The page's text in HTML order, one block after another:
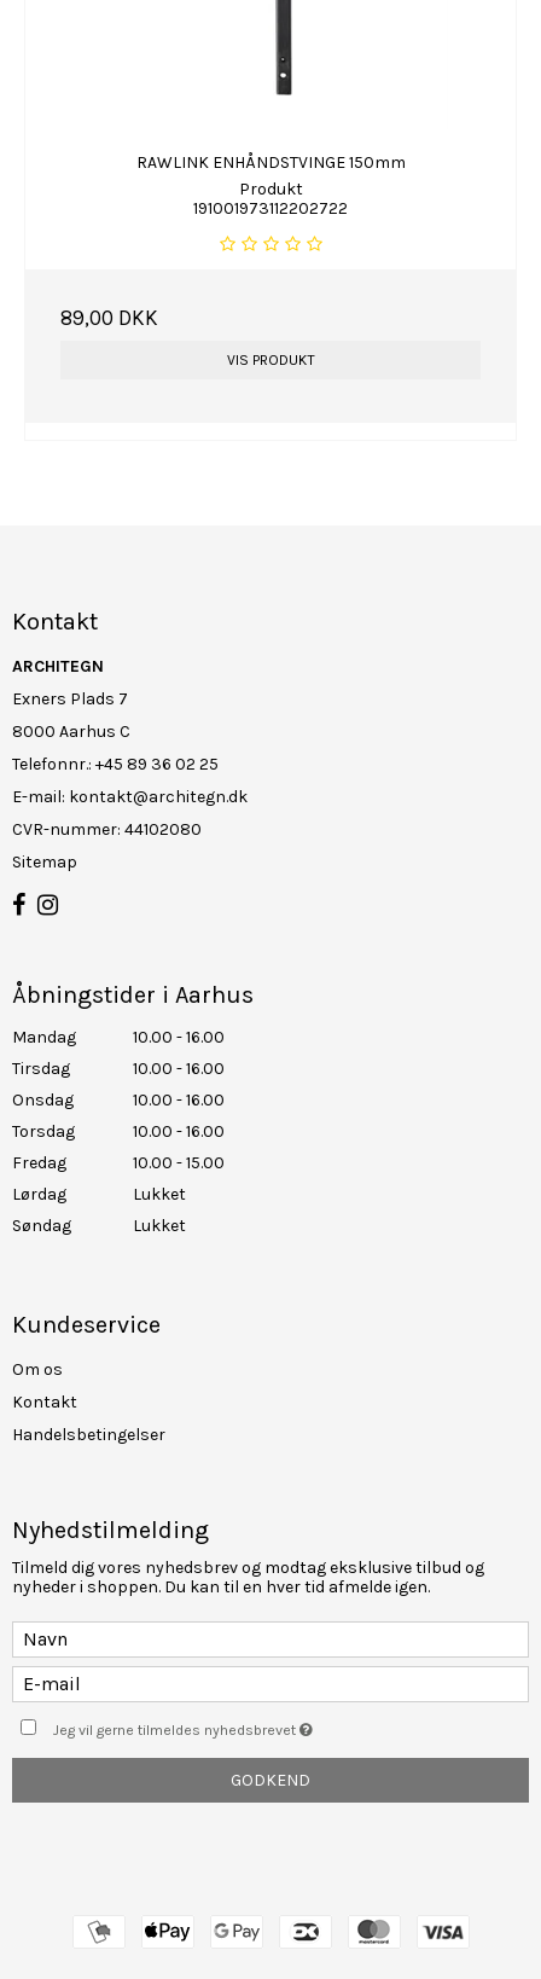
RAWLINK ENHÅNDSTVINGE 150mm
Produkt
191001973112202722
89,00 DKK
VIS PRODUKT
Kontakt
ARCHITEGN
Exners Plads 7
8000 Aarhus C
Telefonnr.: +45 89 36 02 25
E-mail: kontakt@architegn.dk
CVR-nummer: 44102080
Sitemap
Åbningstider i Aarhus
Mandag
10.00 - 16.00
Tirsdag
10.00 - 16.00
Onsdag
10.00 - 16.00
Torsdag
10.00 - 16.00
Fredag
10.00 - 15.00
Lørdag
Lukket
Søndag
Lukket
Kundeservice
Om os
Kontakt
Handelsbetingelser
Nyhedstilmelding
Tilmeld dig vores nyhedsbrev og modtag eksklusive tilbud og
nyheder i shoppen. Du kan til en hver tid afmelde igen.
Jeg vil gerne tilmeldes nyhedsbrevet
GODKEND